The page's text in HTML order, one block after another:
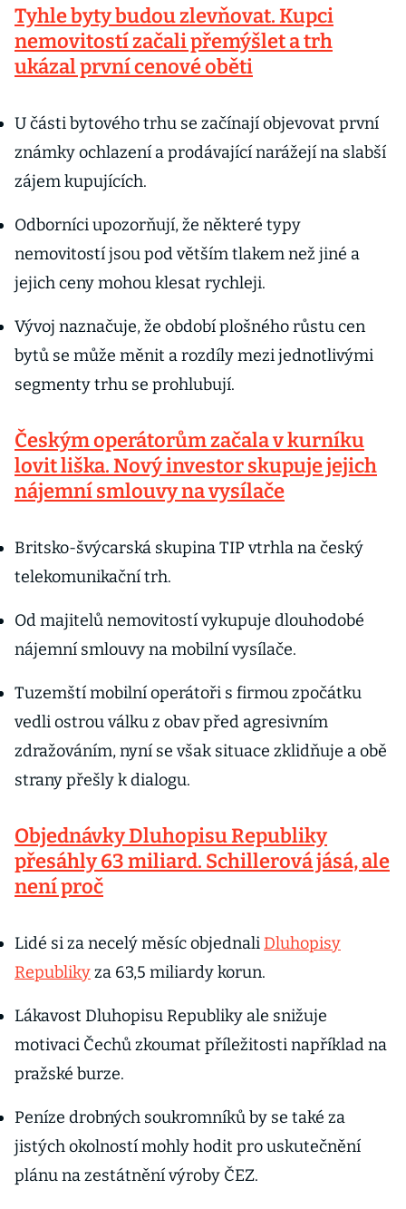
Tyhle byty budou zlevňovat. Kupci
nemovitostí začali přemýšlet a trh
ukázal první cenové oběti
U části bytového trhu se začínají objevovat první
známky ochlazení a prodávající narážejí na slabší
zájem kupujících.
Odborníci upozorňují, že některé typy
nemovitostí jsou pod větším tlakem než jiné a
jejich ceny mohou klesat rychleji.
Vývoj naznačuje, že období plošného růstu cen
bytů se může měnit a rozdíly mezi jednotlivými
segmenty trhu se prohlubují.
Českým operátorům začala v kurníku
lovit liška. Nový investor skupuje jejich
nájemní smlouvy na vysílače
Britsko-švýcarská skupina TIP vtrhla na český
telekomunikační trh.
Od majitelů nemovitostí vykupuje dlouhodobé
nájemní smlouvy na mobilní vysílače.
Tuzemští mobilní operátoři s firmou zpočátku
vedli ostrou válku z obav před agresivním
zdražováním, nyní se však situace zklidňuje a obě
strany přešly k dialogu.
Objednávky Dluhopisu Republiky
přesáhly 63 miliard. Schillerová jásá, ale
není proč
Lidé si za necelý měsíc objednali Dluhopisy
Republikyza 63,5 miliardy korun.
Lákavost Dluhopisu Republiky ale snižuje
motivaci Čechů zkoumat příležitosti například na
pražské burze.
Peníze drobných soukromníků by se také za
jistých okolností mohly hodit pro uskutečnění
plánu na zestátnění výroby ČEZ.